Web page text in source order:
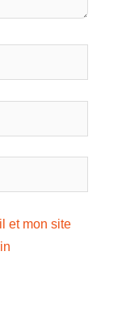
et mon site